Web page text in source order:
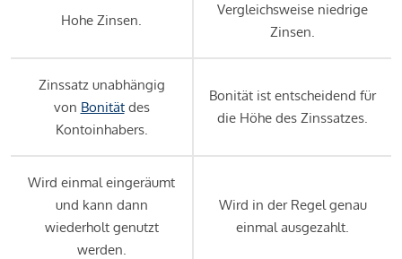
Hohe Zinsen.
Vergleichsweise niedrige
Zinsen.
Zinssatz unabhängig
von Bonitätdes
Kontoinhabers.
Bonität ist entscheidend für
die Höhe des Zinssatzes.
Wird einmal eingeräumt
und kann dann
wiederholt genutzt
werden.
Wird in der Regel genau
einmal ausgezahlt.